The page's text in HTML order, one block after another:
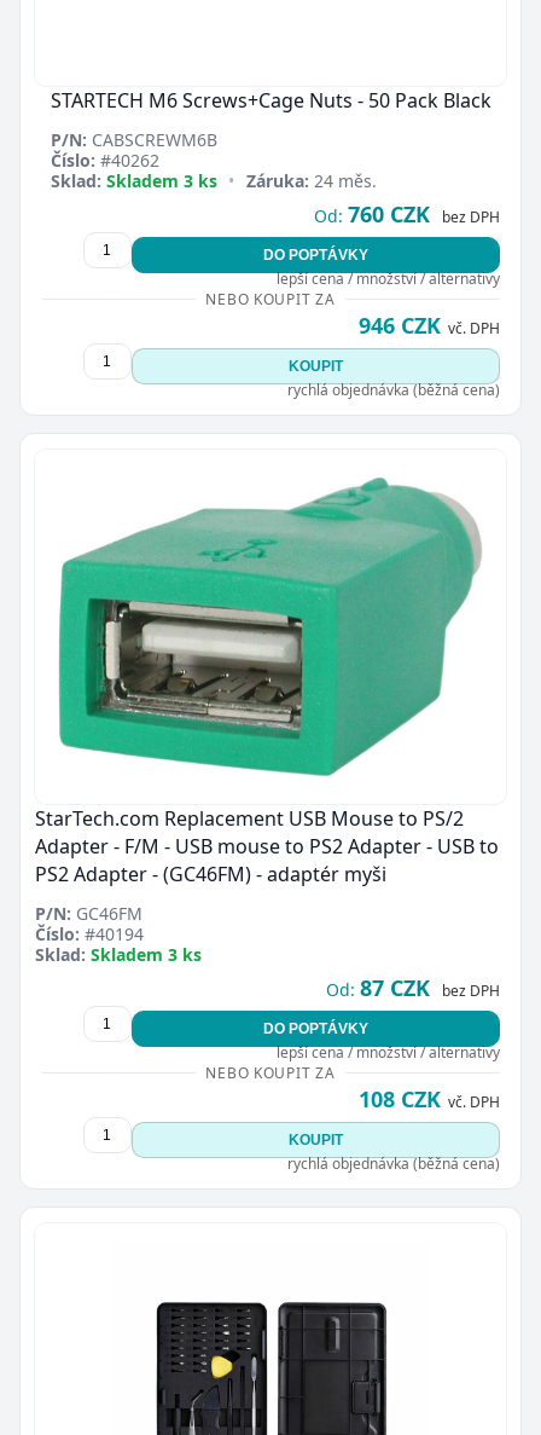
STARTECH M6 Screws+Cage Nuts - 50 Pack Black
P/N: CABSCREWM6B
Číslo: #40262
Sklad: Skladem 3 ks • Záruka: 24 měs.
Od: 760 CZK bez DPH
DO POPTÁVKY
lepší cena / množství / alternativy
NEBO KOUPIT ZA
946 CZK vč. DPH
KOUPIT
rychlá objednávka (běžná cena)
StarTech.com Replacement USB Mouse to PS/2
Adapter - F/M - USB mouse to PS2 Adapter - USB to
PS2 Adapter - (GC46FM) - adaptér myši
P/N: GC46FM
Číslo: #40194
Sklad: Skladem 3 ks
Od: 87 CZK bez DPH
DO POPTÁVKY
lepší cena / množství / alternativy
NEBO KOUPIT ZA
108 CZK vč. DPH
KOUPIT
rychlá objednávka (běžná cena)